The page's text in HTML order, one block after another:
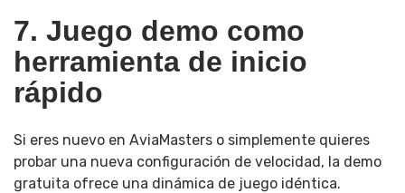
7. Juego demo como
herramienta de inicio
rápido
Si eres nuevo en AviaMasters o simplemente quieres
probar una nueva configuración de velocidad, la demo
gratuita ofrece una dinámica de juego idéntica.